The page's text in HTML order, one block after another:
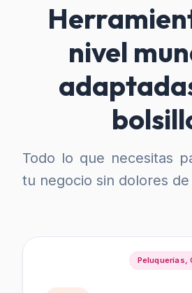
nivel
Todo lo que necesitas
tu negocio sin dolores
Peluquerías,